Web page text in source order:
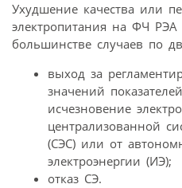
Ухудшение качества или
электропитания на ФЧ
большинстве случаев по
выход за
значений
исчезновение
централизованной
(СЭС) или от
электроэнергии (ИЭ);
отказ СЭ.